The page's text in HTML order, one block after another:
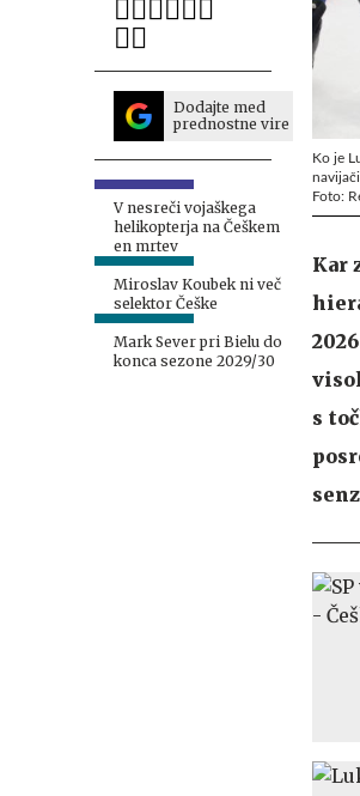
Dodajte med
prednostne vire
V nesreči vojaškega
helikopterja na Češkem
en mrtev
Miroslav Koubek ni več
selektor Češke
Mark Sever pri Bielu do
konca sezone 2029/30
Ko je
Foto:
Kar
s